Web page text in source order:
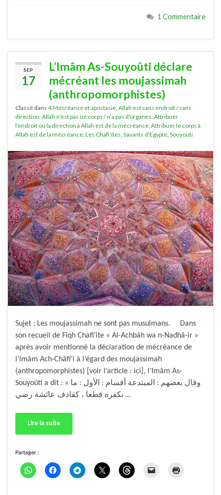
1 Commentaire
SEP
17
L’Imâm As-Souyoûti déclare
mécréant les moujassimah
(anthropomorphistes)
Classé dans 4.Mécréance et apostasie, Allah est sans endroit / sans
direction, Allah n'est pas un corps / n'a pas d'organes, Attribuer
l'endroit ou la direction à Allah est de la mécréance, Attribuer le corps à
Allah est de la mécréance, Les Chafi'ites, Savants d'Egypte, Souyouti
Sujet : Les moujassimah ne sont pas musulmans. Dans
son recueil de Fiqh Chafi’ite « Al-Achbâh wa n-Nadhâ-ir »
après avoir mentionné la déclaration de mécréance de
l’Imâm Ach-Châfi’i à l’égard des moujassimah
(anthropomorphistes) [voir l’article : ici], l’Imâm As-
Souyoûti a dit : « وقال بعضهم : المبتدعة أقسام : الأول : ما
نكفره قطعا ، كقاذف عائشة رضي …
Lire la suite
Partager :